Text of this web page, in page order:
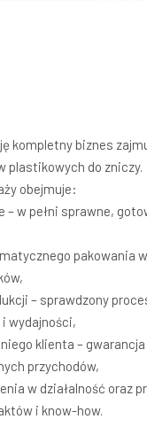
kompletny biznes
plastikowych do zniczy.
obejmuje:
– w pełni sprawne,
pakowania
– sprawdzony
wydajności,
klienta –
przychodów,
w działalność oraz
i know-how.